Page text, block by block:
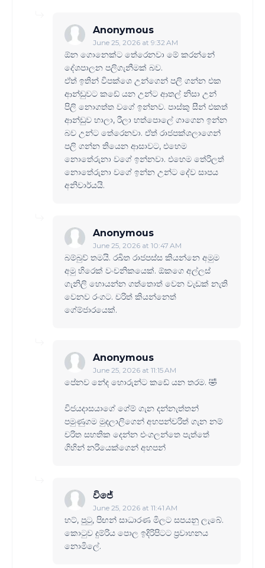
Anonymous
June 25, 2026 at 9:32 AM
ඕන ගොනෙක්ට තේරෙනවා මේ කරන්නේ
දේශපාලන පලිගැනීමක් බව.
ඒත් ඉතින් විපක්ශෙ උන්ගෙන් පලි ගන්න එක
ආන්ඩුවට කඩේ යන උන්ට ආතල් නිසා උන්
පිලි නොගත්ත වගේ ඉන්නව. පාස්කු සීන් එකත්
ආන්ඩුව හාලා, රීලා හත්පොලේ ගාගෙන ඉන්න
බව උන්ට තේරෙනවා. ඒත් රාජපක්ශලාගෙන්
පලි ගන්න තියෙන ආසාවට, එහෙම
නොතේරුනා වගේ ඉන්නවා. එහෙම තේරිලත්
නොතේරුනා වගේ ඉන්න උන්ට දේව සාපය
අනිවාර්යයි.
Anonymous
June 25, 2026 at 10:47 AM
බම්බුව් තමයි. රඛිත රාජපස්ස කියන්නෙ අමුම
අමු හිරෙක් වංචනිකයෙක්. ඕකගෙ අල්ලස්
ගැනිලි හොයන්න ගත්තොත් වෙන වැඩක් නැති
වෙනව රංගට. චරිත් කියන්නෙත්
ගේම්ජාරයෙක්.
Anonymous
June 25, 2026 at 11:15 AM
පේනව නේද හොරුන්ට කඩේ යන තරම. 🤣
විජයදාසයාගේ ගේම් ගැන දන්නැත්තන්
පමුණුගම මුදලාලිගෙන් අහපන්චරිත් ගැන නම්
චරිත සහතික දෙන්න එංගලන්තෙ පැත්තේ
ගිහින් නරියෙක්ගෙන් අහපන්
විජේ
June 25, 2026 at 11:41 AM
හට්, පුටු, පිඟන් සාධාරණ මිලට සපයනු ලැබේ.
කොටුව දුම්රිය පොල ඉදිරිපිටට ප්‍රවාහනය
නොමිලේ.